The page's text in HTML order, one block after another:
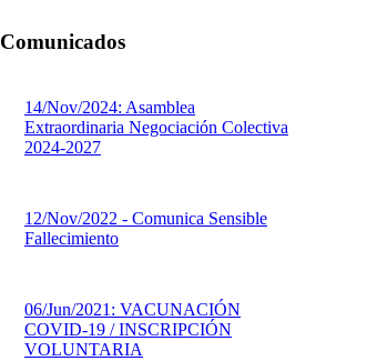
Comunicados
14/Nov/2024: Asamblea
Extraordinaria Negociación Colectiva
2024-2027
12/Nov/2022 - Comunica Sensible
Fallecimiento
06/Jun/2021: VACUNACIÓN
COVID-19 / INSCRIPCIÓN
VOLUNTARIA